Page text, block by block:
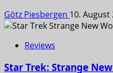
Götz Piesbergen 10. August
Reviews
Star Trek: Strange